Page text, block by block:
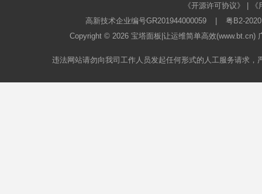
《开源许可协议》
高新技术企业编号GR201944000059
粤B2-
Copyright © 2026 宝塔面板 |让运维简单高效
违法网站请勿向我司工作人员发起任何形式的人工服务请求，